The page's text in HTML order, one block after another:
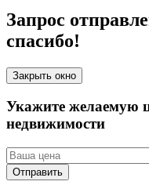
Запрос
спасибо!
Закрыть окно
Укажите желаемую
недвижимости
Отправить